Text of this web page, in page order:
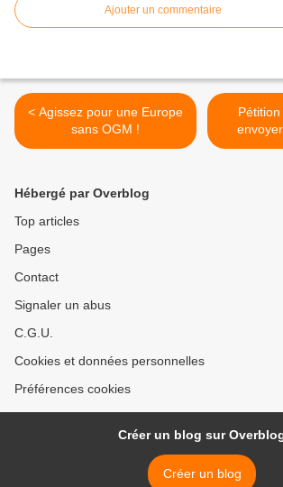
Ajouter un commentaire
< Agissez pour une Europe
sans OGM !
Hébergé par Overblog
Top articles
Pages
Contact
Signaler un abus
C.G.U.
Cookies et données personnelles
Préférences cookies
Créer un blog sur
Créer un blog